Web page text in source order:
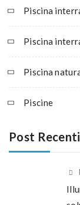
Piscina
Piscina
Piscina
Piscine
Post Recenti